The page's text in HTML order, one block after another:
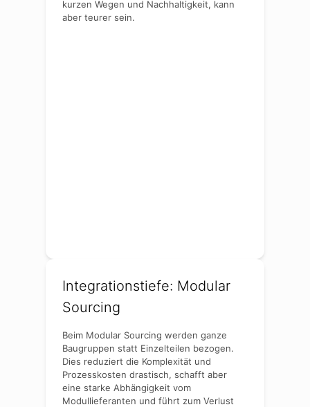
kurzen Wegen und Nachhaltigkeit, kann
aber teurer sein.
Integrationstiefe: Modular
Sourcing
Beim Modular Sourcing werden ganze
Baugruppen statt Einzelteilen bezogen.
Dies reduziert die Komplexität und
Prozesskosten drastisch, schafft aber
eine starke Abhängigkeit vom
Modullieferanten und führt zum Verlust